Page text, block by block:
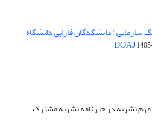
دانشکدگان فارابی دانشگاه
مهم نشریه در خبرنامه نشریه مشترک